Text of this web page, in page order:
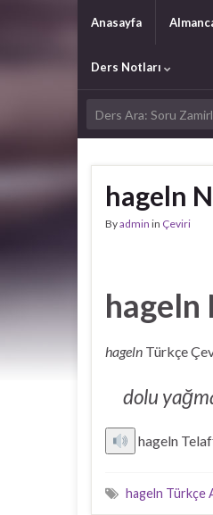
Anasayfa
Ders Notları
hageln
Byadmin in Çeviri
hageln
hageln Türkçe
dolu
hageln
hageln Türkçe